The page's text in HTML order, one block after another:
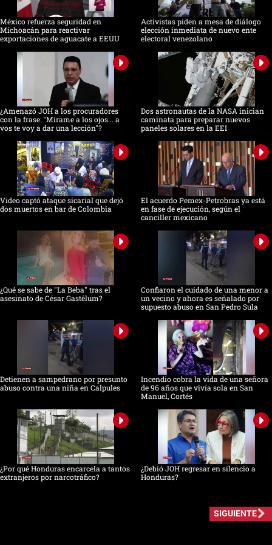
México refuerza seguridad en
Michoacán para reactivar
exportaciones de aguacate a EEUU
Activistas piden a mesa de diálogo
elección inmediata de nuevo ente
electoral venezolano
¿Amenazó JOH a los procuradores
con la frase: "Mírame a los ojos... a
vos te voy a dar una lección"?
Dos astronautas de la NASA inician
caminata para preparar nuevos
paneles solares en la EEI
Video captó ataque sicarial que dejó
dos muertos en bar de Colombia
El acuerdo Pemex-Petrobras ya está
en fase de ejecución, según el
canciller mexicano
¿Qué se sabe de "La Beba" tras el
asesinato de César Gastélum?
Confiaron el cuidado de una menor a
un vecino y ahora es señalado por
supuesto abuso en San Pedro Sula
Detienen a sampedrano por presunto
abuso contra una niña en Calpules
Incendio cobra la vida de una señora
de 96 años que vivía sola en San
Manuel, Cortés
¿Por qué Honduras encarcela a tantos
extranjeros por narcotráfico?
¿Debió JOH regresar en silencio a
Honduras?
SIGUIENTE